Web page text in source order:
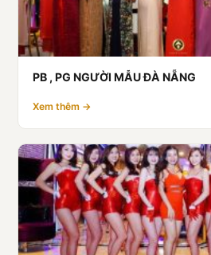
PB , PG NGƯỜI MẪU ĐÀ NẴNG
Xem thêm →